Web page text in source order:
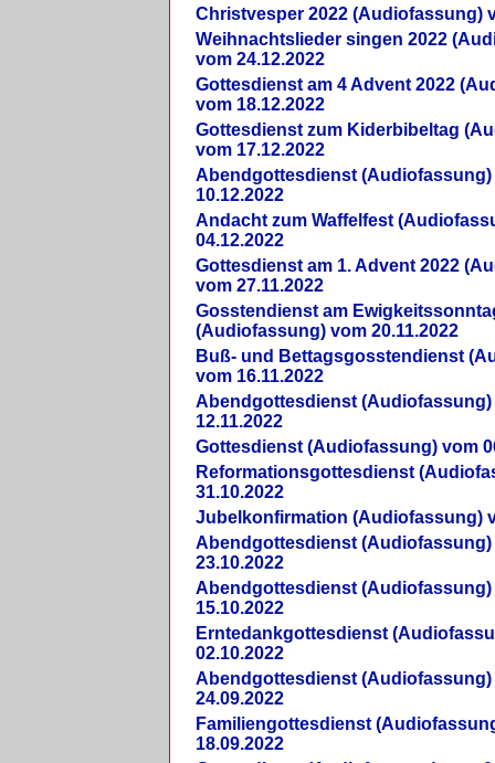
Christvesper 2022 (Audiofassung)
Weihnachtslieder singen 2022
vom 24.12.2022
Gottesdienst am 4 Advent 2022
vom 18.12.2022
Gottesdienst zum Kiderbibeltag
vom 17.12.2022
Abendgottesdienst (Audiofassung)
10.12.2022
Andacht zum Waffelfest
04.12.2022
Gottesdienst am 1. Advent 2022
vom 27.11.2022
Gosstendienst am
(Audiofassung) vom 20.11.2022
Buß- und Bettagsgosstendienst
vom 16.11.2022
Abendgottesdienst (Audiofassung)
12.11.2022
Gottesdienst (Audiofassung) vom
Reformationsgottesdienst
31.10.2022
Jubelkonfirmation (Audiofassung)
Abendgottesdienst (Audiofassung)
23.10.2022
Abendgottesdienst (Audiofassung)
15.10.2022
Erntedankgottesdienst
02.10.2022
Abendgottesdienst (Audiofassung)
24.09.2022
Familiengottesdienst
18.09.2022